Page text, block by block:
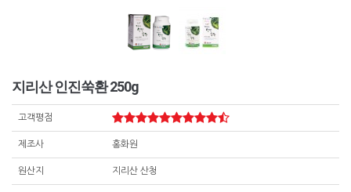
지리산 인진쑥환 250g
고객평점
제조사 홍화원
원산지 지리산 산청